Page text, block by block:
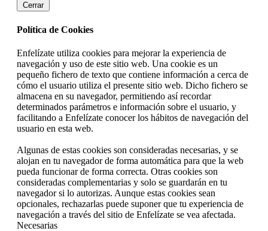
Cerrar
Política de Cookies
Enfelízate utiliza cookies para mejorar la experiencia de
navegación y uso de este sitio web. Una cookie es un
pequeño fichero de texto que contiene información a cerca de
cómo el usuario utiliza el presente sitio web. Dicho fichero se
almacena en su navegador, permitiendo así recordar
determinados parámetros e información sobre el usuario, y
facilitando a Enfelízate conocer los hábitos de navegación del
usuario en esta web.
Algunas de estas cookies son consideradas necesarias, y se
alojan en tu navegador de forma automática para que la web
pueda funcionar de forma correcta. Otras cookies son
consideradas complementarias y solo se guardarán en tu
navegador si lo autorizas. Aunque estas cookies sean
opcionales, rechazarlas puede suponer que tu experiencia de
navegación a través del sitio de Enfelízate se vea afectada.
Necesarias